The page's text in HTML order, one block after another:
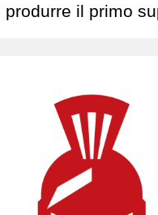
il primo